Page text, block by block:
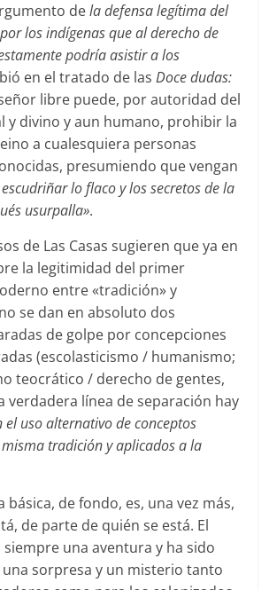
deladefensa legítima del
los indígenas que al derecho de
podría asistir a los
en el tratado de lasDoce dudas:
libre puede, por autoridad del
y divino y aun humano, prohibir la
a cualesquiera personas
presumiendo que vengan
lo flaco y los secretos de la
usurpalla».
de Las Casas sugieren que ya en
la legitimidad del primer
entre «tradición» y
se dan en absoluto dos
de golpe por concepciones
(escolasticismo / humanismo;
teocrático / derecho de gentes,
verdadera línea de separación hay
el uso alternativo de conceptos
tradición y aplicados a la
básica, de fondo, es, una vez más,
de parte de quién se está. El
una aventura y ha sido
sorpresa y un misterio tanto